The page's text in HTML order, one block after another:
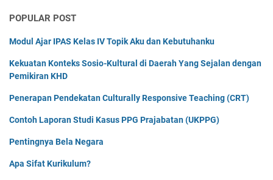
POPULAR POST
Modul Ajar IPAS Kelas IV Topik Aku dan Kebutuhanku
Kekuatan Konteks Sosio-Kultural di Daerah Yang Sejalan dengan
Pemikiran KHD
Penerapan Pendekatan Culturally Responsive Teaching (CRT)
Contoh Laporan Studi Kasus PPG Prajabatan (UKPPG)
Pentingnya Bela Negara
Apa Sifat Kurikulum?